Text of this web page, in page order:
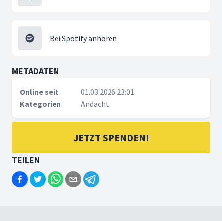
Bei Spotify anhören
METADATEN
Online seit
01.03.2026 23:01
Kategorien
Andacht
JETZT SPENDEN!
TEILEN